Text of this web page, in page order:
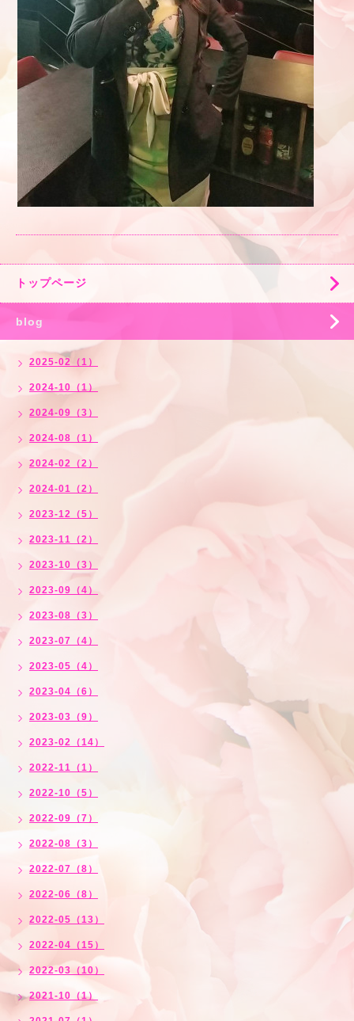
トップページ
blog
2025-02（1）
2024-10（1）
2024-09（3）
2024-08（1）
2024-02（2）
2024-01（2）
2023-12（5）
2023-11（2）
2023-10（3）
2023-09（4）
2023-08（3）
2023-07（4）
2023-05（4）
2023-04（6）
2023-03（9）
2023-02（14）
2022-11（1）
2022-10（5）
2022-09（7）
2022-08（3）
2022-07（8）
2022-06（8）
2022-05（13）
2022-04（15）
2022-03（10）
2021-10（1）